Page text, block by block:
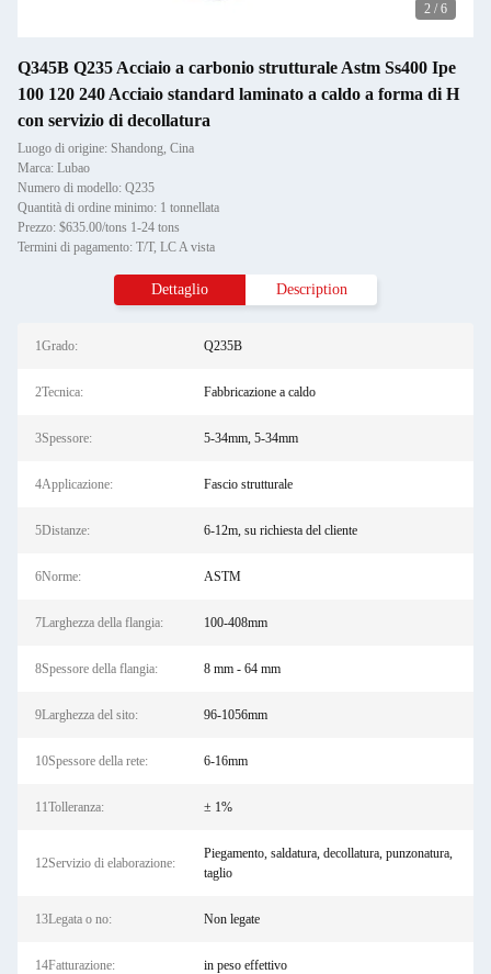
2 / 6
Q345B Q235 Acciaio a carbonio strutturale Astm Ss400 Ipe
100 120 240 Acciaio standard laminato a caldo a forma di H
con servizio di decollatura
Luogo di origine: Shandong, Cina
Marca: Lubao
Numero di modello: Q235
Quantità di ordine minimo: 1 tonnellata
Prezzo: $635.00/tons 1-24 tons
Termini di pagamento: T/T, LC A vista
Dettaglio Description
1Grado: Q235B
2Tecnica: Fabbricazione a caldo
3Spessore: 5-34mm, 5-34mm
4Applicazione: Fascio strutturale
5Distanze: 6-12m, su richiesta del cliente
6Norme: ASTM
7Larghezza della flangia: 100-408mm
8Spessore della flangia: 8 mm - 64 mm
9Larghezza del sito: 96-1056mm
10Spessore della rete: 6-16mm
11Tolleranza: ± 1%
12Servizio di elaborazione:
Piegamento, saldatura, decollatura, punzonatura,
taglio
13Legata o no: Non legate
14Fatturazione: in peso effettivo